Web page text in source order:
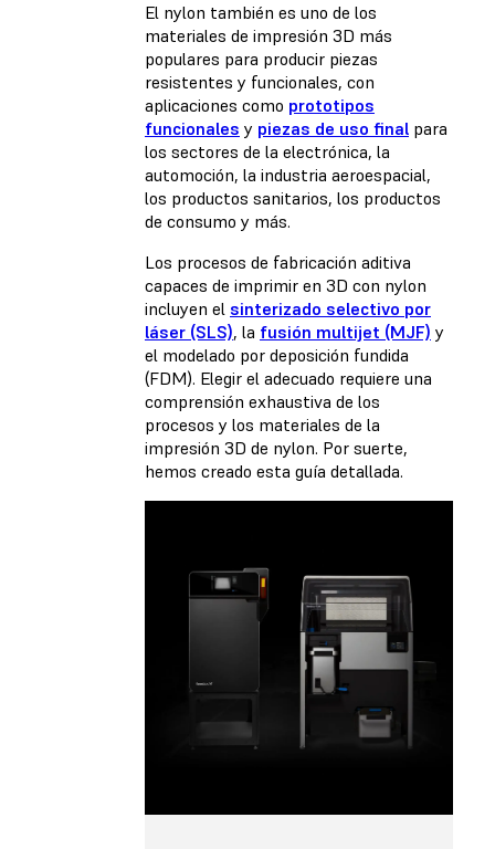
El nylon también es uno de los
materiales de impresión 3D más
populares para producir piezas
resistentes y funcionales, con
aplicaciones como prototipos
funcionales y piezas de uso final para
los sectores de la electrónica, la
automoción, la industria aeroespacial,
los productos sanitarios, los productos
de consumo y más.
Los procesos de fabricación aditiva
capaces de imprimir en 3D con nylon
incluyen el sinterizado selectivo por
láser (SLS), la fusión multijet (MJF) y
el modelado por deposición fundida
(FDM). Elegir el adecuado requiere una
comprensión exhaustiva de los
procesos y los materiales de la
impresión 3D de nylon. Por suerte,
hemos creado esta guía detallada.